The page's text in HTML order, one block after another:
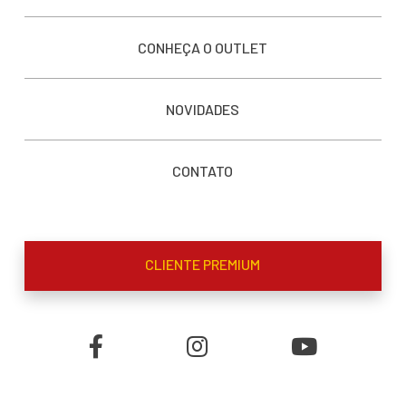
CONHEÇA O OUTLET
NOVIDADES
CONTATO
CLIENTE PREMIUM